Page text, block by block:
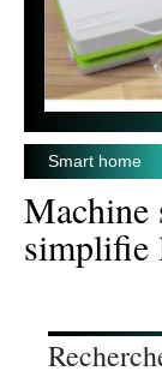
Smart home
Machine
simplifie